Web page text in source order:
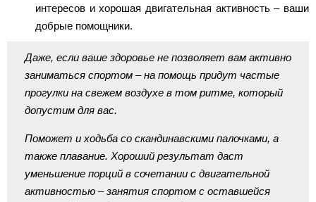
интересов и хорошая двигательная активность – ваши
добрые помощники.
Даже, если ваше здоровье не позволяет вам активно
заниматься спортом – на помощь придут частые
прогулки на свежем воздухе в том ритме, который
допустим для вас.
Поможет и ходьба со скандинавскими палочками, а
также плавание. Хороший результат даст
уменьшение порций в сочетании с двигательной
активностью – занятия спортом с оставшейся